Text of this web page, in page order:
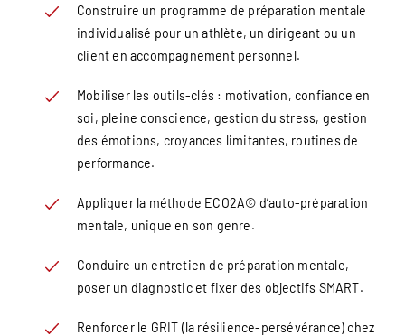
Construire un programme de préparation mentale
individualisé pour un athlète, un dirigeant ou un
client en accompagnement personnel.
Mobiliser les outils-clés : motivation, confiance en
soi, pleine conscience, gestion du stress, gestion
des émotions, croyances limitantes, routines de
performance.
Appliquer la méthode ECO2A© d’auto-préparation
mentale, unique en son genre.
Conduire un entretien de préparation mentale,
poser un diagnostic et fixer des objectifs SMART.
Renforcer le GRIT (la résilience-persévérance) chez